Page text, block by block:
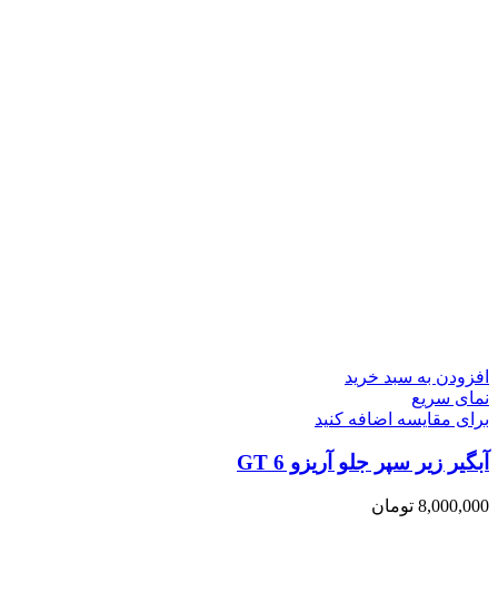
افزودن به سبد خرید
نمای سریع
برای مقایسه اضافه کنید
آبگیر زیر سپر جلو آریزو 6 GT
8,000,000 تومان